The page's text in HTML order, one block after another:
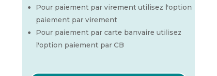
Pour paiement par virement utilisez l'option
paiement par virement
Pour paiement par carte banvaire utilisez
l'option paiement par CB